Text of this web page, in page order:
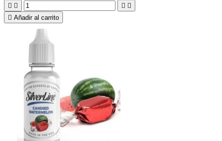
   
 Añadir al carrito